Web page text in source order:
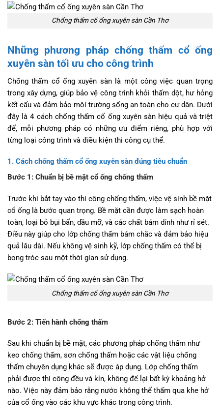
Chống thấm cổ ống xuyên sàn Cần Thơ
Những phương pháp chống thấm cổ ống
xuyên sàn tối ưu cho công trình
Chống thấm cổ ống xuyên sàn là một công việc quan trọng
trong xây dựng, giúp bảo vệ công trình khỏi thấm dột, hư hỏng
kết cấu và đảm bảo môi trường sống an toàn cho cư dân. Dưới
đây là 4 cách chống thấm cổ ống xuyên sàn hiệu quả và triệt
để, mỗi phương pháp có những ưu điểm riêng, phù hợp với
từng loại công trình và điều kiện thi công cụ thể.
1. Cách chống thấm cổ ống xuyên sàn đúng tiêu chuẩn
Bước 1: Chuẩn bị bề mặt cổ ống chống thấm
Trước khi bắt tay vào thi công chống thấm, việc vệ sinh bề mặt
cổ ống là bước quan trọng. Bề mặt cần được làm sạch hoàn
toàn, loại bỏ bụi bẩn, dầu mỡ, và các chất bám dính như rỉ sét.
Điều này giúp cho lớp chống thấm bám chắc và đảm bảo hiệu
quả lâu dài. Nếu không vệ sinh kỹ, lớp chống thấm có thể bị
bong tróc sau một thời gian sử dụng.
Chống thấm cổ ống xuyên sàn Cần Thơ
Bước 2: Tiến hành chống thấm
Sau khi chuẩn bị bề mặt, các phương pháp chống thấm như
keo chống thấm, sơn chống thấm hoặc các vật liệu chống
thấm chuyên dụng khác sẽ được áp dụng. Lớp chống thấm
phải được thi công đều và kín, không để lại bất kỳ khoảng hở
nào. Việc này đảm bảo rằng nước không thể thấm qua khe hở
của cổ ống vào các khu vực khác trong công trình.